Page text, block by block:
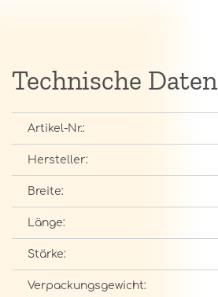
Technische Daten
Artikel-Nr.:
Hersteller:
Breite:
Länge:
Stärke:
Verpackungsgewicht: